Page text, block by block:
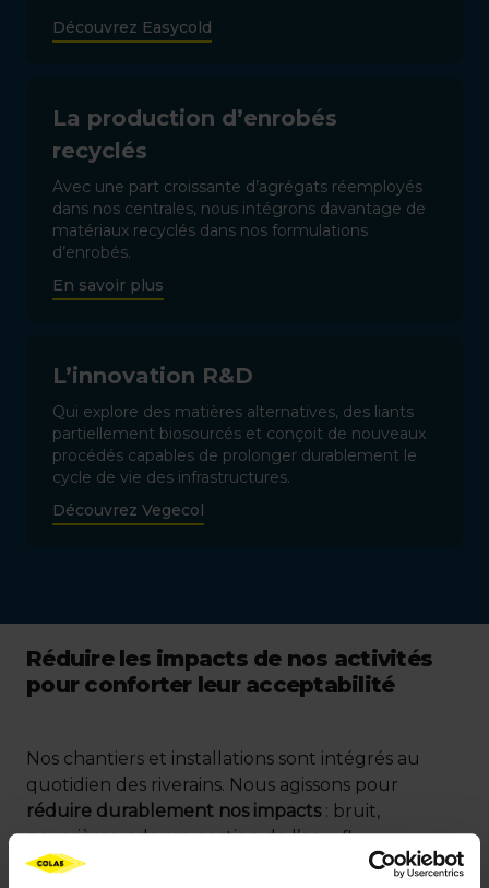
Découvrez Easycold
La production d’enrobés
recyclés
Avec une part croissante d’agrégats réemployés
dans nos centrales, nous intégrons davantage de
matériaux recyclés dans nos formulations
d’enrobés.
En savoir plus
L’innovation R&D
Qui explore des matières alternatives, des liants
partiellement biosourcés et conçoit de nouveaux
procédés capables de prolonger durablement le
cycle de vie des infrastructures.
Découvrez Vegecol
Réduire les impacts de nos activités
pour conforter leur acceptabilité
Nos chantiers et installations sont intégrés au
quotidien des riverains. Nous agissons pour
réduire durablement nos impacts: bruit,
poussières, odeurs, gestion de l’eau, flux
logistiques, effets indirects sur l’environnement.